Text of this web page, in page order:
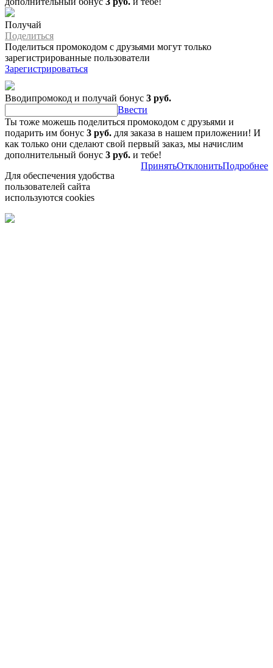
Получай
Поделиться
Поделиться промокодом с друзьями могут только
зарегистрированные пользователи
Зарегистрироваться
Вводипромокод и получай бонус 3 руб.
Ввести
Ты тоже можешь поделиться промокодом с друзьями и
подарить им бонус 3 руб. для заказа в нашем приложении! И
как только они сделают свой первый заказ, мы начислим
дополнительный бонус 3 руб. и тебе!
Для обеспечения удобства
пользователей сайта
используются cookies
ПринятьОтклонитьПодробнее